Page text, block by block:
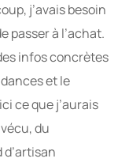
j’avais besoin
passer à l’achat.
infos concrètes
et le
ce que j’aurais
du